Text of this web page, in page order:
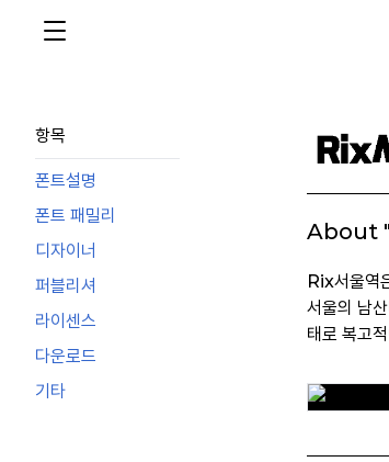
항목
폰트설명
폰트 패밀리
디자이너
퍼블리셔
라이센스
다운로드
기타
About
Rix서울역
서울의 남
태로 복고